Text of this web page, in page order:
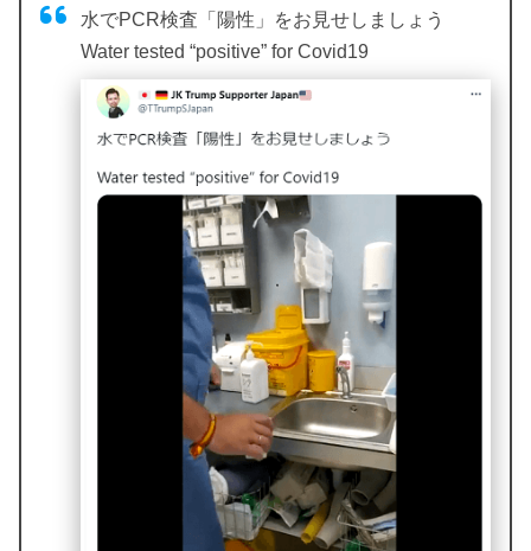
水でPCR検査「陽性」をお見せしましょう
Water tested “positive” for Covid19